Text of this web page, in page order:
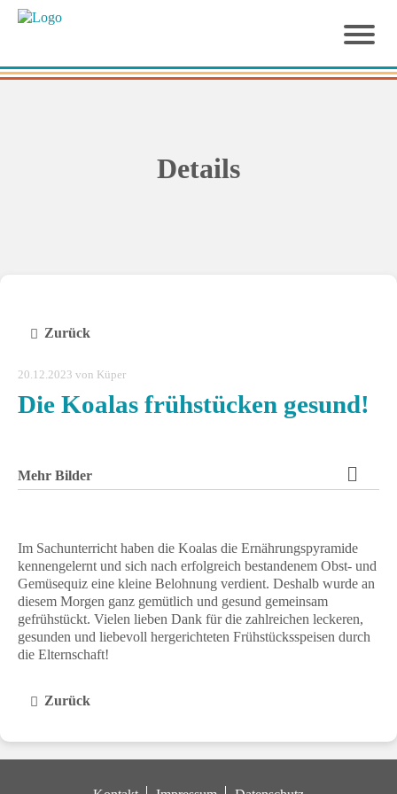
Details
Zurück
20.12.2023 von Küper
Die Koalas frühstücken gesund!
Mehr Bilder
Im Sachunterricht haben die Koalas die Ernährungspyramide
kennengelernt und sich nach erfolgreich bestandenem Obst- und
Gemüsequiz eine kleine Belohnung verdient. Deshalb wurde an
diesem Morgen ganz gemütlich und gesund gemeinsam
gefrühstückt. Vielen lieben Dank für die zahlreichen leckeren,
gesunden und liebevoll hergerichteten Frühstücksspeisen durch
die Elternschaft!
Zurück